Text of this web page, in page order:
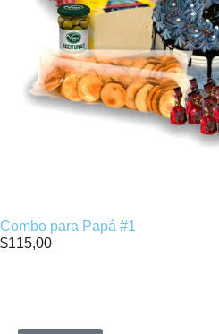
Combo para Papá #1
$115,00